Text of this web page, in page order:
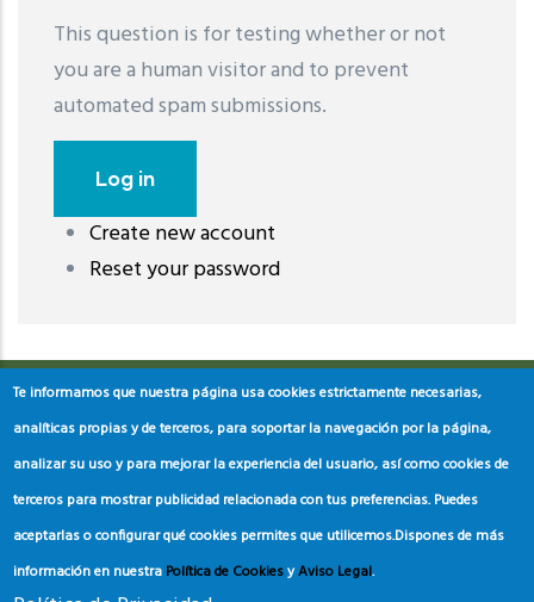
This question is for testing whether or not
you are a human visitor and to prevent
automated spam submissions.
Create new account
Reset your password
레딧 다운로드coloring pages printable
download
Te informamos que nuestra página usa cookies estrictamente necesarias,
analíticas propias y de terceros, para soportar la navegación por la página,
analizar su uso y para mejorar la experiencia del usuario, así como cookies de
terceros para mostrar publicidad relacionada con tus preferencias. Puedes
aceptarlas o configurar qué cookies permites que utilicemos.Dispones de más
información en nuestra Política de CookiesyAviso Legal.